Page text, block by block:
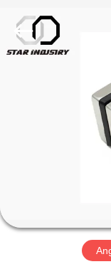
FABRIK-
AUSFLUG
2020
magnetsassembly.com.
All